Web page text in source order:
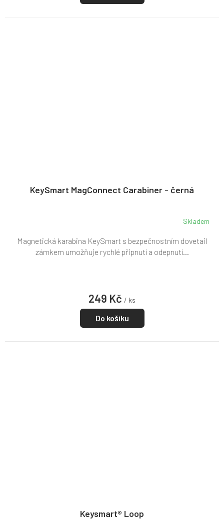
KeySmart MagConnect Carabiner - černá
Skladem
249 Kč / ks
Do košíku
Magnetická karabina KeySmart s bezpečnostním dovetail
zámkem umožňuje rychlé připnutí a odepnutí...
Keysmart® Loop